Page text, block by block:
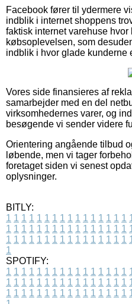
Facebook fører til ydermere
indblik i internet shoppens
faktisk internet varehuse
købsoplevelsen, som
indblik i hvor glade kunderne
Vores side finansieres af
samarbejder med en del
virksomhedernes varer, og
besøgende vi sender videre
Orientering angående tilbud
løbende, men vi tager
foretaget siden vi senest
oplysninger.
BITLY:
1 1 1 1 1 1 1 1 1 1 1 1 1 1 1 1
1 1 1 1 1 1 1 1 1 1 1 1 1 1 1 1
1 1 1 1 1 1 1 1 1 1 1 1 1 1 1 1
1
SPOTIFY:
1 1 1 1 1 1 1 1 1 1 1 1 1 1 1 1
1 1 1 1 1 1 1 1 1 1 1 1 1 1 1 1
1 1 1 1 1 1 1 1 1 1 1 1 1 1 1 1